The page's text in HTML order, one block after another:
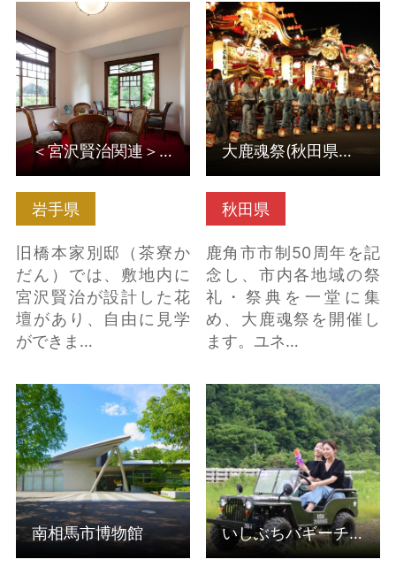
岩手県
旧橋本家別邸（茶寮か
だん）では、敷地内に
宮沢賢治が設計した花
壇があり、自由に見学
ができま…
＜宮沢賢治関連＞旧橋
本家別邸（茶寮かだ
ん） の詳細はこちら
＜宮沢賢治関連＞旧橋本家別邸（茶寮かだん）
秋田県
鹿角市市制50周年を記
念し、市内各地域の祭
礼・祭典を一堂に集
め、大鹿魂祭を開催し
ます。ユネ…
大鹿魂祭(秋田県鹿角市)
の詳細はこちら
大鹿魂祭(秋田県鹿角市)
南相馬市博物館 の詳細
はこちら
南相馬市博物館
いしぶちバギーチャレ
ンジ！ の詳細はこちら
いしぶちバギーチャレンジ！